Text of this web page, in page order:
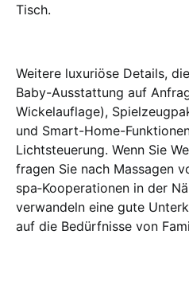
Tisch.
Weitere luxuriöse Details,
Baby-Ausstattung auf
Wickelauflage),
und Smart-Home-
Lichtsteuerung. Wenn Sie
fragen Sie nach Massagen
spa‑Kooperationen in der
verwandeln eine gute
auf die Bedürfnisse von